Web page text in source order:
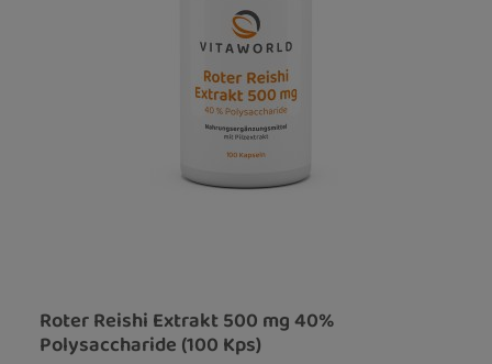
Roter Reishi Extrakt 500 mg 40%
Polysaccharide (100 Kps)